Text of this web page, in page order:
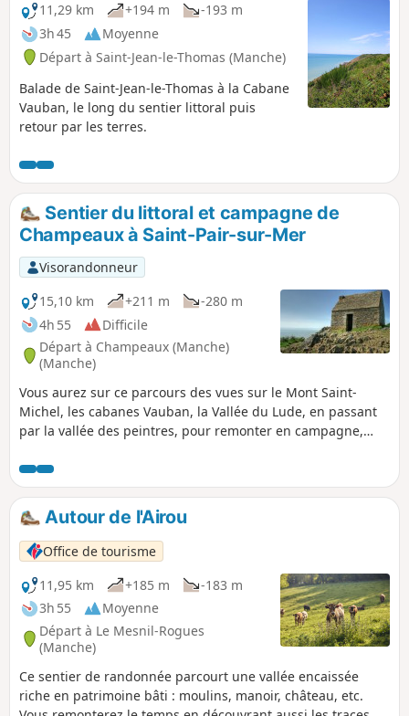
11,29 km
+194 m
-193 m
3h 45
Moyenne
Départ à Saint-Jean-le-Thomas (Manche)
Balade de Saint-Jean-le-Thomas à la Cabane
Vauban, le long du sentier littoral puis
retour par les terres.
Sentier du littoral et campagne de
Champeaux à Saint-Pair-sur-Mer
Visorandonneur
15,10 km
+211 m
-280 m
4h 55
Difficile
Départ à Champeaux (Manche)
(Manche)
Vous aurez sur ce parcours des vues sur le Mont Saint-
Michel, les cabanes Vauban, la Vallée du Lude, en passant
par la vallée des peintres, pour remonter en campagne,
quartier de Beausoleil à Saint-Pair.
Autour de l'Airou
Office de tourisme
11,95 km
+185 m
-183 m
3h 55
Moyenne
Départ à Le Mesnil-Rogues
(Manche)
Ce sentier de randonnée parcourt une vallée encaissée
riche en patrimoine bâti : moulins, manoir, château, etc.